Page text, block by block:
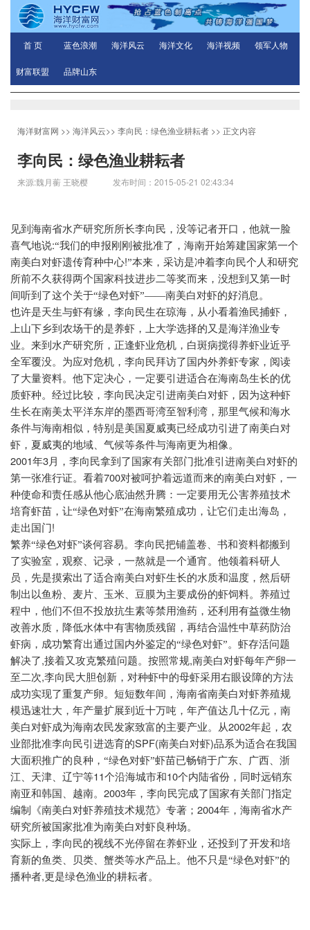
首 页 蓝色浪潮 海洋风云 海洋文化 海洋视频 领军人物
财富联盟 品牌山东
海洋财富网 >> 海洋风云>> 李向民：绿色渔业耕耘者 >> 正文内容
李向民：绿色渔业耕耘者
来源:魏月蘅 王晓樱 发布时间：2015-05-21 02:43:34
见到海南省水产研究所所长李向民，没等记者开口，他就一脸
喜气地说:“我们的申报刚刚被批准了，海南开始筹建国家第一个
南美白对虾遗传育种中心!”本来，采访是冲着李向民个人和研究
所前不久获得两个国家科技进步二等奖而来，没想到又第一时
间听到了这个关于“绿色对虾”——南美白对虾的好消息。
也许是天生与虾有缘，李向民生在琼海，从小看着渔民捕虾，
上山下乡到农场干的是养虾，上大学选择的又是海洋渔业专
业。来到水产研究所，正逢虾业危机，白斑病搅得养虾业近乎
全军覆没。为应对危机，李向民拜访了国内外养虾专家，阅读
了大量资料。他下定决心，一定要引进适合在海南岛生长的优
质虾种。经过比较，李向民决定引进南美白对虾，因为这种虾
生长在南美太平洋东岸的墨西哥湾至智利湾，那里气候和海水
条件与海南相似，特别是美国夏威夷已经成功引进了南美白对
虾，夏威夷的地域、气候等条件与海南更为相像。
2001年3月，李向民拿到了国家有关部门批准引进南美白对虾的
第一张准行证。看着700对被呵护着远道而来的南美白对虾，一
种使命和责任感从他心底油然升腾：一定要用无公害养殖技术
培育虾苗，让“绿色对虾”在海南繁殖成功，让它们走出海岛，
走出国门 !
繁养“绿色对虾”谈何容易。李向民把铺盖卷、书和资料都搬到
了实验室，观察、记录，一熬就是一个通宵。他领着科研人
员，先是摸索出了适合南美白对虾生长的水质和温度，然后研
制出以鱼粉、麦片、玉米、豆膜为主要成份的虾饲料。养殖过
程中，他们不但不投放抗生素等禁用渔药，还利用有益微生物
改善水质，降低水体中有害物质残留，再结合温性中草药防治
虾病，成功繁育出通过国内外鉴定的“绿色对虾”。虾存活问题
解决了,接着又攻克繁殖问题。按照常规,南美白对虾每年产卵一
至二次,李向民大胆创新，对种虾中的母虾采用右眼设障的方法
成功实现了重复产卵。短短数年间，海南省南美白对虾养殖规
模迅速壮大，年产量扩展到近十万吨，年产值达几十亿元，南
美白对虾成为海南农民发家致富的主要产业。从2002年起，农
业部批准李向民引进选育的SPF(南美白对虾)品系为适合在我国
大面积推广的良种，“绿色对虾”虾苗已畅销于广东、广西、浙
江、天津、辽宁等11个沿海城市和10个内陆省份，同时远销东
南亚和韩国、越南。 2003年，李向民完成了国家有关部门指定
编制《南美白对虾养殖技术规范》专著； 2004年，海南省水产
研究所被国家批准为南美白对虾良种场。
实际上，李向民的视线不光停留在养虾业，还投到了开发和培
育新的鱼类、贝类、蟹类等水产品上。他不只是“绿色对虾”的
播种者,更是绿色渔业的耕耘者。